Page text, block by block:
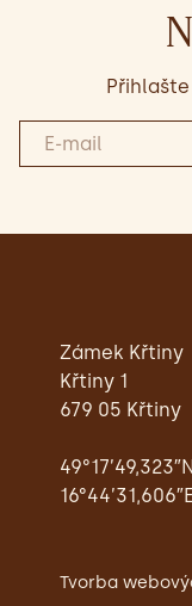
Zámek Křtiny
Křtiny 1
679 05 Křtiny
16°44’31,606″E
Tvorba